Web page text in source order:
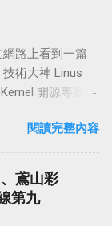
。 武夷山景區
多，特別是武
峰澗水外，還
36峰中之大部分
有桂林之秀，
，居五嶽之
義，百代而
尊名揚天下，
禪 。杜甫一首
一覽眾山小 」表
邁的氣概，亦充
雄渾中兼有明
的是「 泰山四
。 來住宿的
好像也可以另
，早上吃完早
商店，但其實15
會非常不方
溫泉、享受寧
設施反而顯得
路上看到一篇
術大神 Linus
開源專案會
又是什麼東西，
我想起快20年前
搞伺服器，
4，然後
用 Mac 電腦之
閱讀完整內容
鳶山彩
第九